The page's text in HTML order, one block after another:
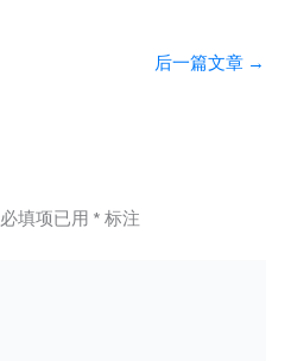
后一篇文章 →
必填项已用 *标注